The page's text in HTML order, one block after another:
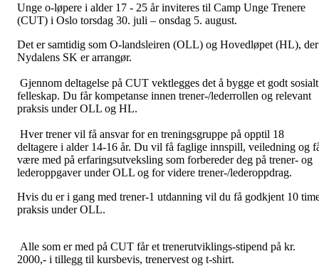
Unge o-løpere i alder 17 - 25 år inviteres til Camp Unge Trenere
(CUT) i Oslo torsdag 30. juli – onsdag 5. august.
Det er samtidig som O-landsleiren (OLL) og Hovedløpet (HL), der
Nydalens SK er arrangør.
Gjennom deltagelse på CUT vektlegges det å bygge et godt sosialt
felleskap. Du får kompetanse innen trener-/lederrollen og relevant
praksis under OLL og HL.
Hver trener vil få ansvar for en treningsgruppe på opptil 18
deltagere i alder 14-16 år. Du vil få faglige innspill, veiledning og
være med på erfaringsutveksling som forbereder deg på trener- og
lederoppgaver under OLL og for videre trener-/lederoppdrag.
Hvis du er i gang med trener-1 utdanning vil du få godkjent 10
praksis under OLL.
Alle som er med på CUT får et trenerutviklings-stipend på kr.
2000,- i tillegg til kursbevis, trenervest og t-shirt.